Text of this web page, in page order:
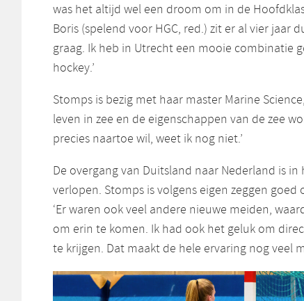
was het altijd wel een droom om in de
Boris (spelend voor HGC, red.) zit er al vier jaar
graag. Ik heb in Utrecht een mooie combinatie
hockey.’
Stomps is bezig met haar master Marine
leven in zee en de eigenschappen van de zee
precies naartoe wil, weet ik nog niet.’
De overgang van Duitsland naar Nederland is
verlopen. Stomps is volgens eigen zeggen
‘Er waren ook veel andere nieuwe meiden,
om erin te komen. Ik had ook het geluk om
te krijgen. Dat maakt de hele ervaring nog veel